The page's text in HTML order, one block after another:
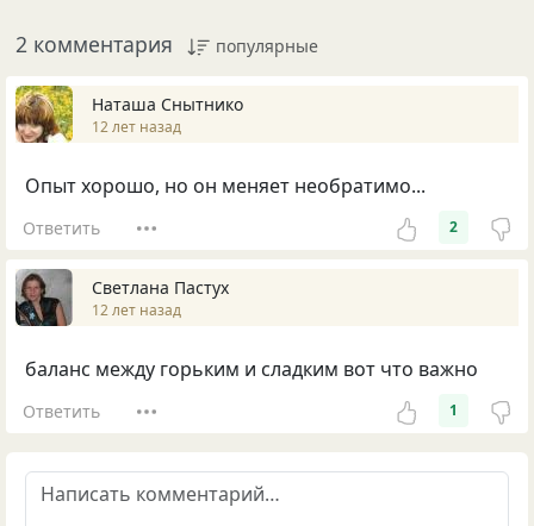
2 комментария популярные
Наташа Снытнико
12 лет назад
Опыт хорошо, но он меняет необратимо...
Ответить 2
Светлана Пастух
12 лет назад
баланс между горьким и сладким вот что важно
Ответить 1